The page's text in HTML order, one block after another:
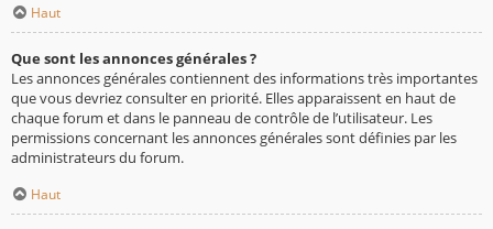
Haut
Que sont les annonces générales ?
Les annonces générales contiennent des informations très importantes
que vous devriez consulter en priorité. Elles apparaissent en haut de
chaque forum et dans le panneau de contrôle de l’utilisateur. Les
permissions concernant les annonces générales sont définies par les
administrateurs du forum.
Haut